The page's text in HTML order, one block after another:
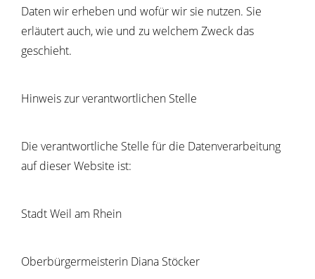
Daten wir erheben und wofür wir sie nutzen. Sie
erläutert auch, wie und zu welchem Zweck das
geschieht.
Hinweis zur verantwortlichen Stelle
Die verantwortliche Stelle für die Datenverarbeitung
auf dieser Website ist:
Stadt Weil am Rhein
Oberbürgermeisterin Diana Stöcker